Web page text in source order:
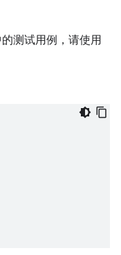
测试用例，请使用